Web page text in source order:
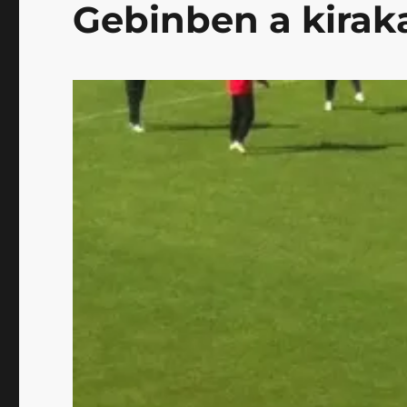
Gebinben a